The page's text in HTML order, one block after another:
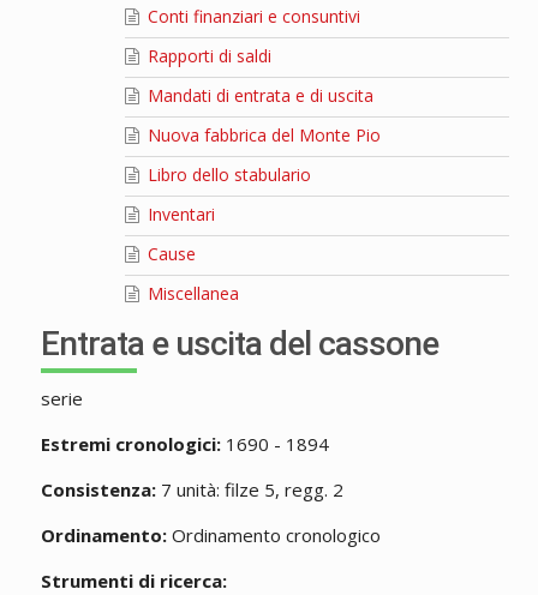
Conti finanziari e consuntivi
Rapporti di saldi
Mandati di entrata e di uscita
Nuova fabbrica del Monte Pio
Libro dello stabulario
Inventari
Cause
Miscellanea
Entrata e uscita del cassone
serie
Estremi cronologici:1690 - 1894
Consistenza:7 unità: filze 5, regg. 2
Ordinamento:Ordinamento cronologico
Strumenti di ricerca: